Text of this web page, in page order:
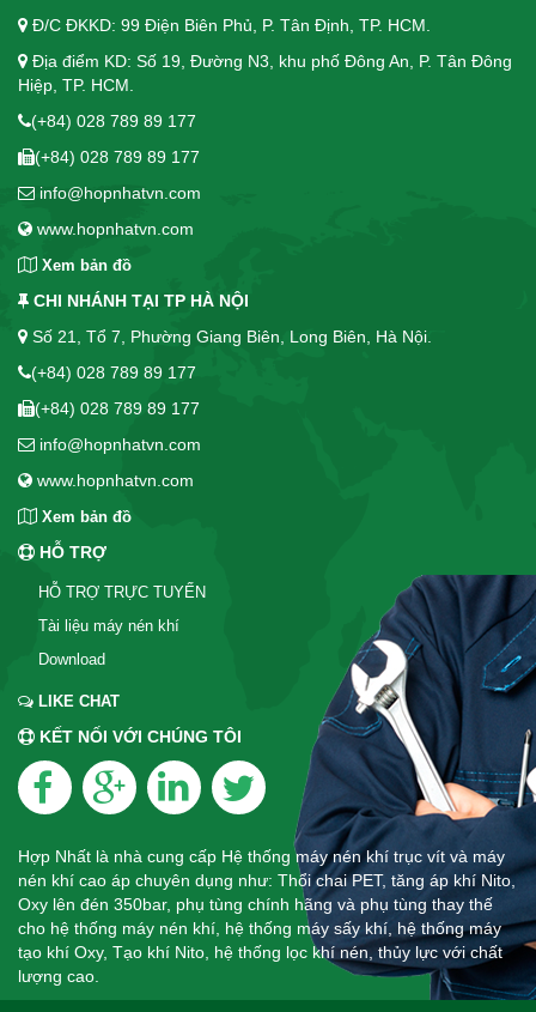
Đ/C ĐKKD: 99 Điện Biên Phủ, P. Tân Định, TP. HCM.
Địa điểm KD: Số 19, Đường N3, khu phố Đông An, P. Tân Đông
Hiệp, TP. HCM.
(+84) 028 789 89 177
(+84) 028 789 89 177
info@hopnhatvn.com
www.hopnhatvn.com
Xem bản đồ
CHI NHÁNH TẠI TP HÀ NỘI
Số 21, Tổ 7, Phường Giang Biên, Long Biên, Hà Nội.
(+84) 028 789 89 177
(+84) 028 789 89 177
info@hopnhatvn.com
www.hopnhatvn.com
Xem bản đồ
HỖ TRỢ
HỖ TRỢ TRỰC TUYẾN
Tài liệu máy nén khí
Download
LIKE CHAT
KẾT NỐI VỚI CHÚNG TÔI
Hợp Nhất là nhà cung cấp Hệ thống máy nén khí trục vít và máy
nén khí cao áp chuyên dụng như: Thổi chai PET, tăng áp khí Nito,
Oxy lên đén 350bar, phụ tùng chính hãng và phụ tùng thay thế
cho hệ thống máy nén khí, hệ thống máy sấy khí, hệ thống máy
tạo khí Oxy, Tạo khí Nito, hệ thống lọc khí nén, thủy lực với chất
lượng cao.